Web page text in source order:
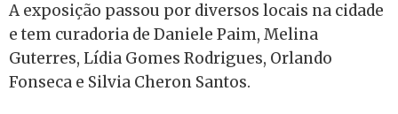
A exposição passou por diversos locais na cidade
e tem curadoria de Daniele Paim, Melina
Guterres, Lídia Gomes Rodrigues, Orlando
Fonseca e Silvia Cheron Santos.